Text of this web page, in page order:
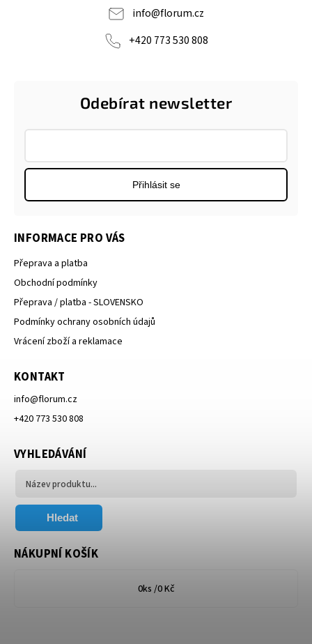
info@florum.cz
+420 773 530 808
Odebírat newsletter
Přihlásit se
INFORMACE PRO VÁS
Přeprava a platba
Obchodní podmínky
Přeprava / platba - SLOVENSKO
Podmínky ochrany osobních údajů
Vrácení zboží a reklamace
KONTAKT
info@florum.cz
+420 773 530 808
VYHLEDÁVÁNÍ
Hledat
NÁKUPNÍ KOŠÍK
0ks /0 Kč